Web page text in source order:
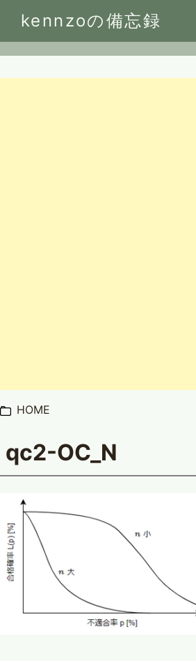
kennzoの備忘録
to
content
HOME
qc2-OC_N